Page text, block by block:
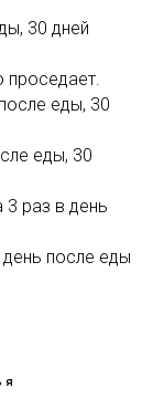
30 дней
проседает.
еды, 30
еды, 30
3 раз в день
день после еды